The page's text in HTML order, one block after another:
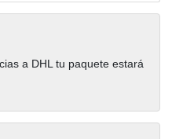
a DHL tu paquete estará